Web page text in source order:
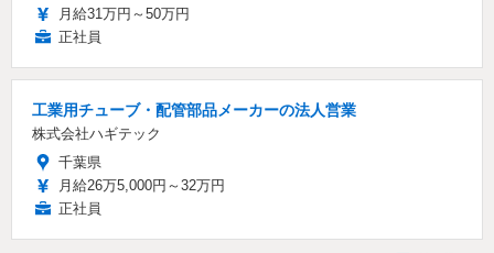
月給31万円～50万円
正社員
工業用チューブ・配管部品メーカーの法人営業
株式会社ハギテック
千葉県
月給26万5,000円～32万円
正社員